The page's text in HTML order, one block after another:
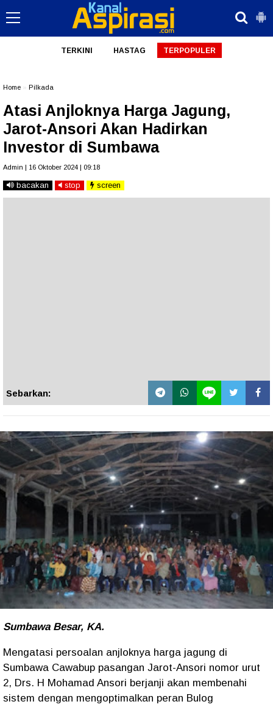
TERKINI HASTAG TERPOPULER
Home Pilkada
Atasi Anjloknya Harga Jagung,
Jarot-Ansori Akan Hadirkan
Investor di Sumbawa
Admin | 16 Oktober 2024 | 09:18
bacakan stop screen
Sebarkan:
Sumbawa Besar, KA.
Mengatasi persoalan anjloknya harga jagung di
Sumbawa Cawabup pasangan Jarot-Ansori nomor urut
2, Drs. H Mohamad Ansori berjanji akan membenahi
sistem dengan mengoptimalkan peran Bulog